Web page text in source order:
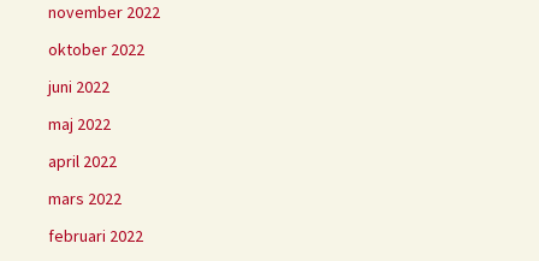
november 2022
oktober 2022
juni 2022
maj 2022
april 2022
mars 2022
februari 2022